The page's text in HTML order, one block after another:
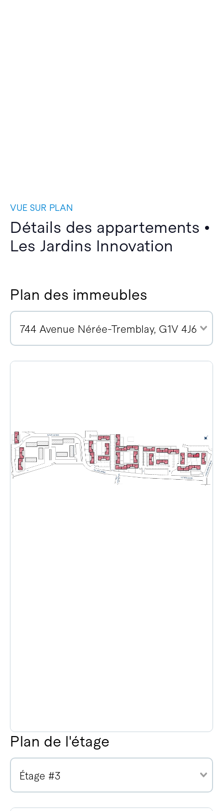
VUE SUR PLAN
Détails des appartements •
Les Jardins Innovation
Plan des immeubles
744 Avenue Nérée-Tremblay, G1V 4J6
Plan de l'étage
Étage #3